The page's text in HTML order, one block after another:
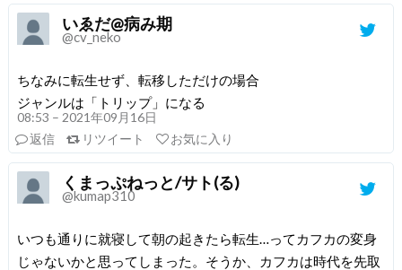
いゑだ@病み期
@cv_neko
ちなみに転生せず、転移しただけの場合
ジャンルは「トリップ」になる
08:53 – 2021年09月16日
返信
リツイート お気に入り
くまっぷねっと/サト(る)
@kumap310
いつも通りに就寝して朝の起きたら転生…ってカフカの変身
じゃないかと思ってしまった。そうか、カフカは時代を先取